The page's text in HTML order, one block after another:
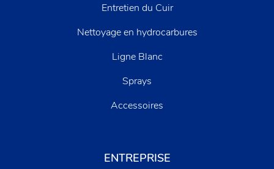
Entretien du Cuir
Nettoyage en hydrocarbures
Ligne Blanc
Sprays
Accessoires
ENTREPRISE